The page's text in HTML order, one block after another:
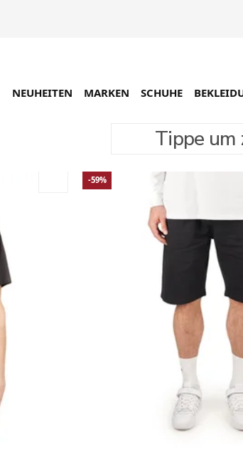
Tippe um zu suchen
NEUHEITEN MARKEN SCHUHE
-59%